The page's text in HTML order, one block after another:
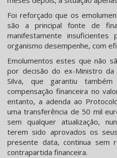
Foi reforçado que os
são a principal fonte de
manifestamente
organismo desempenhe, com
Emolumentos estes que não
por decisão do ex-Ministro
Silva, que garantiu
compensação financeira no
entanto, a adenda ao
uma transferência de 50 mil
sem qualquer atualização,
terem sido aprovados os
presente data, continua sem
contrapartida financeira.